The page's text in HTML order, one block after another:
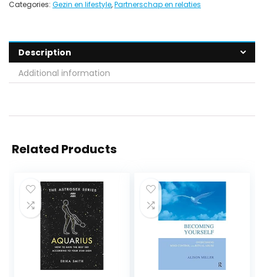
Categories: Gezin en lifestyle,Partnerschap en relaties
Description
Additional information
Related Products